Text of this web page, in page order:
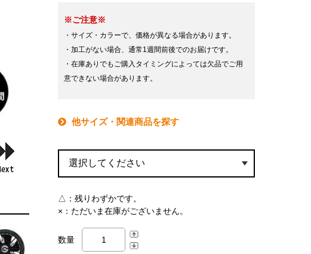
※ご注意※
・サイズ・カラーで、価格が異なる場合があります。
・加工がない場合、通常1週間前後でのお届けです。
・在庫ありでもご購入タイミングによっては欠品でご用
意できない場合があります。
他サイズ・関連商品を探す
△： 残りわずかです。
×： ただいま在庫がございません。
数量